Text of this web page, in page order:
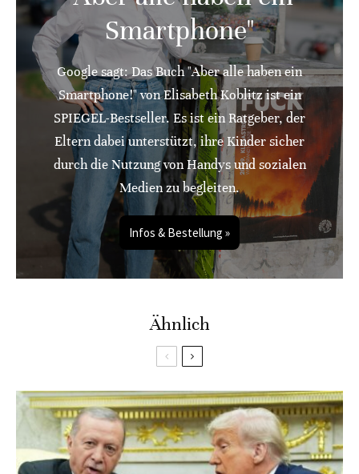
Smartphone"
Google sagt: Das Buch "Aber alle haben ein
Smartphone!" von Elisabeth Koblitz ist ein
SPIEGEL-Bestseller. Es ist ein Ratgeber, der
Eltern dabei unterstützt, ihre Kinder sicher
durch die Nutzung von Handys und sozialen
Medien zu begleiten.
Infos & Bestellung »
Ähnlich